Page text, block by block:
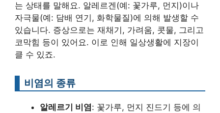
는 상태를 말해요. 알레르겐(예: 꽃가루, 먼지)이나
자극물(예: 담배 연기, 화학물질)에 의해 발생할 수
있습니다. 증상으로는 재채기, 가려움, 콧물, 그리고
코막힘 등이 있어요. 이로 인해 일상생활에 지장이
클 수 있죠.
비염의 종류
알레르기 비염: 꽃가루, 먼지 진드기 등에 의